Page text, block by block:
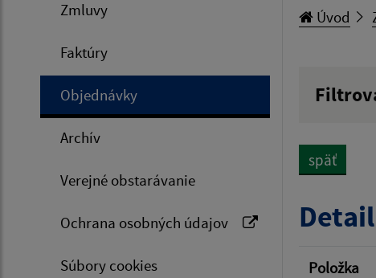
Zmluvy
Faktúry
Objednávky
Archív
Verejné obstarávanie
Ochrana osobných údajov
Súbory cookies
Úvod
Suma od:
späť
Položka